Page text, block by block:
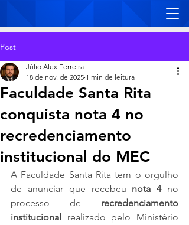
Post
Faculdade Santa Rita
conquista nota 4 no
recredenciamento
institucional do MEC
Júlio Alex Ferreira
18 de nov. de 2025 1 min de leitura
A Faculdade Santa Rita tem o orgulho
de anunciar que recebeu nota 4 no
processo de recredenciamento
institucional realizado pelo Ministério